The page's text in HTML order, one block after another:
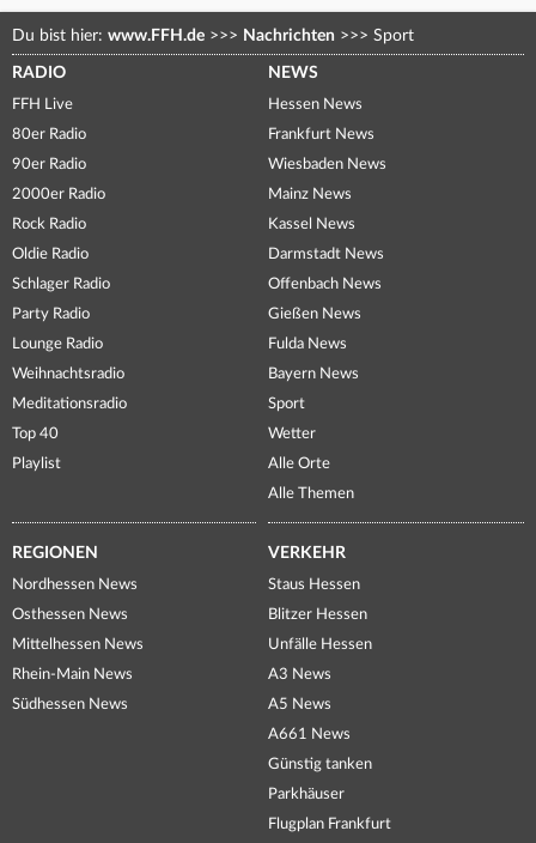
Du bist hier: www.FFH.de >>> Nachrichten >>> Sport
RADIO
FFH Live
80er Radio
90er Radio
2000er Radio
Rock Radio
Oldie Radio
Schlager Radio
Party Radio
Lounge Radio
Weihnachtsradio
Meditationsradio
Top 40
Playlist
NEWS
Hessen News
Frankfurt News
Wiesbaden News
Mainz News
Kassel News
Darmstadt News
Offenbach News
Gießen News
Fulda News
Bayern News
Sport
Wetter
Alle Orte
Alle Themen
REGIONEN
Nordhessen News
Osthessen News
Mittelhessen News
Rhein-Main News
Südhessen News
VERKEHR
Staus Hessen
Blitzer Hessen
Unfälle Hessen
A3 News
A5 News
A661 News
Günstig tanken
Parkhäuser
Flugplan Frankfurt